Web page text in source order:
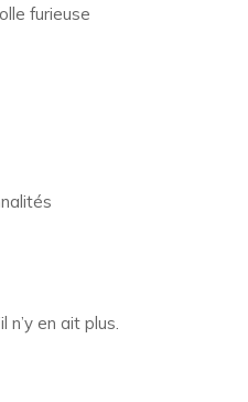
furieuse
n’y en ait plus.